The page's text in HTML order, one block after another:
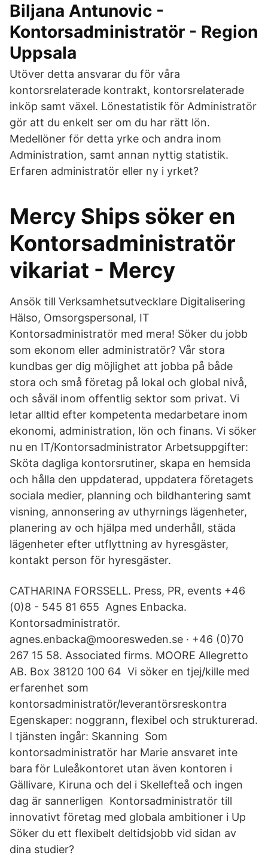
Biljana Antunovic -
Kontorsadministratör - Region
Uppsala
Utöver detta ansvarar du för våra
kontorsrelaterade kontrakt, kontorsrelaterade
inköp samt växel. Lönestatistik för Administratör
gör att du enkelt ser om du har rätt lön.
Medellöner för detta yrke och andra inom
Administration, samt annan nyttig statistik.
Erfaren administratör eller ny i yrket?
Mercy Ships söker en
Kontorsadministratör
vikariat - Mercy
Ansök till Verksamhetsutvecklare Digitalisering
Hälso, Omsorgspersonal, IT
Kontorsadministratör med mera! Söker du jobb
som ekonom eller administratör? Vår stora
kundbas ger dig möjlighet att jobba på både
stora och små företag på lokal och global nivå,
och såväl inom offentlig sektor som privat. Vi
letar alltid efter kompetenta medarbetare inom
ekonomi, administration, lön och finans. Vi söker
nu en IT/Kontorsadministrator Arbetsuppgifter:
Sköta dagliga kontorsrutiner, skapa en hemsida
och hålla den uppdaterad, uppdatera företagets
sociala medier, planning och bildhantering samt
visning, annonsering av uthyrnings lägenheter,
planering av och hjälpa med underhåll, städa
lägenheter efter utflyttning av hyresgäster,
kontakt person för hyresgäster.
CATHARINA FORSSELL. Press, PR, events +46
(0)8 - 545 81 655 Agnes Enbacka.
Kontorsadministratör.
agnes.enbacka@mooresweden.se · +46 (0)70
267 15 58. Associated firms. MOORE Allegretto
AB. Box 38120 100 64 Vi söker en tjej/kille med
erfarenhet som
kontorsadministratör/leverantörsreskontra
Egenskaper: noggrann, flexibel och strukturerad.
I tjänsten ingår: Skanning Som
kontorsadministratör har Marie ansvaret inte
bara för Luleåkontoret utan även kontoren i
Gällivare, Kiruna och del i Skellefteå och ingen
dag är sannerligen Kontorsadministratör till
innovativt företag med globala ambitioner i Up
Söker du ett flexibelt deltidsjobb vid sidan av
dina studier?